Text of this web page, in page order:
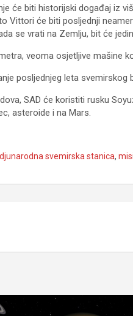
će biti historijski događaj iz
Vittori će biti posljednji
se vrati na Zemlju, bit će
veoma osjetljive mašine
posljednjeg leta
SAD će koristiti rusku
asteroide i na Mars.
svemirska stanica,